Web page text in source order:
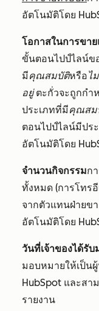
อัตโนมัติโดย
โอกาสในการขาย
ขั้นตอนไปป์ไลน์ข
มีคุณสมบัติหรือไม่
อยู่ตะกั่วจะถูกกำ
ประเภทที่มีคุณสม
ตอนไปป์ไลน์มีปร
อัตโนมัติโดย
จำนวนกิจกรรมก
ทั้งหมด (การโทร
จากตัวแทนฝ่ายข
อัตโนมัติโดย
วันที่เจ้าของได้รั
มอบหมายให้เป็น
HubSpot และสา
รายงาน